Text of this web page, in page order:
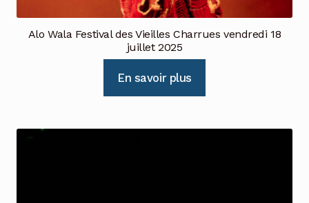
Alo Wala Festival des Vieilles Charrues vendredi 18
juillet 2025
En savoir plus